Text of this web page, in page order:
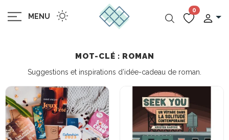
MENU
0
MOT-CLÉ : ROMAN
Suggestions et inspirations d’idée-cadeau de roman.